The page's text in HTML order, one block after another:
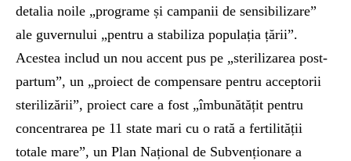
detalia noile „programe și campanii de sensibilizare”
ale guvernului „pentru a stabiliza populația țării”.
Acestea includ un nou accent pus pe „sterilizarea post-
partum”, un „proiect de compensare pentru acceptorii
sterilizării”, proiect care a fost „îmbunătățit pentru
concentrarea pe 11 state mari cu o rată a fertilității
totale mare”, un Plan Național de Subvenționare a